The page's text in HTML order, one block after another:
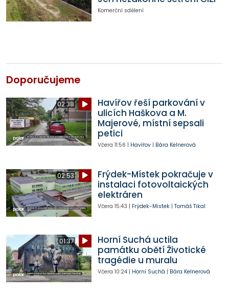
Komerční sdělení
Doporučujeme
02:38
Havířov řeší parkování v
ulicích Haškova a M.
Majerové, místní sepsali
petici
Včera 11:56 | Havířov| Bára Kelnerová
02:53
Frýdek-Místek pokračuje v
instalaci fotovoltaických
elektráren
Včera 15:43 | Frýdek-Místek| Tomáš Tikal
01:37
Horní Suchá uctila
památku obětí Životické
tragédie u muralu
Včera 10:24| Horní Suchá | Bára Kelnerová